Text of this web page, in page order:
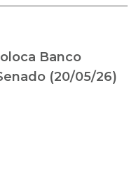
Banco
(20/05/26)